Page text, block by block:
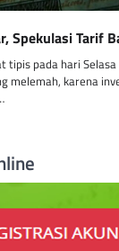
Spekulasi Tarif
tipis pada hari
melemah, karena